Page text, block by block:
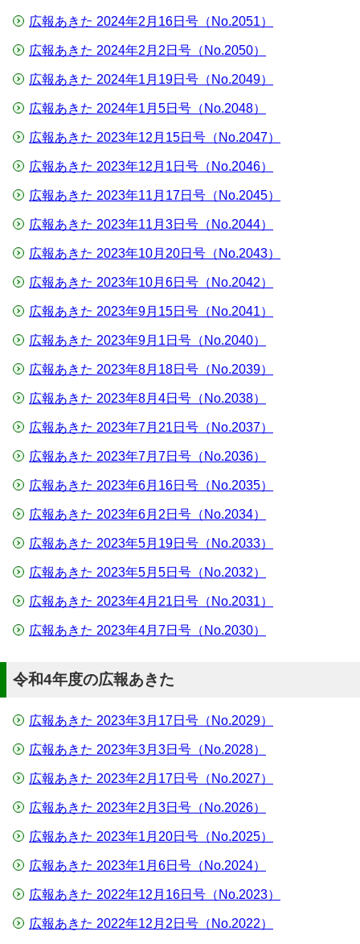
広報あきた 2024年2月16日号（No.2051）
広報あきた 2024年2月2日号（No.2050）
広報あきた 2024年1月19日号（No.2049）
広報あきた 2024年1月5日号（No.2048）
広報あきた 2023年12月15日号（No.2047）
広報あきた 2023年12月1日号（No.2046）
広報あきた 2023年11月17日号（No.2045）
広報あきた 2023年11月3日号（No.2044）
広報あきた 2023年10月20日号（No.2043）
広報あきた 2023年10月6日号（No.2042）
広報あきた 2023年9月15日号（No.2041）
広報あきた 2023年9月1日号（No.2040）
広報あきた 2023年8月18日号（No.2039）
広報あきた 2023年8月4日号（No.2038）
広報あきた 2023年7月21日号（No.2037）
広報あきた 2023年7月7日号（No.2036）
広報あきた 2023年6月16日号（No.2035）
広報あきた 2023年6月2日号（No.2034）
広報あきた 2023年5月19日号（No.2033）
広報あきた 2023年5月5日号（No.2032）
広報あきた 2023年4月21日号（No.2031）
広報あきた 2023年4月7日号（No.2030）
令和4年度の広報あきた
広報あきた 2023年3月17日号（No.2029）
広報あきた 2023年3月3日号（No.2028）
広報あきた 2023年2月17日号（No.2027）
広報あきた 2023年2月3日号（No.2026）
広報あきた 2023年1月20日号（No.2025）
広報あきた 2023年1月6日号（No.2024）
広報あきた 2022年12月16日号（No.2023）
広報あきた 2022年12月2日号（No.2022）